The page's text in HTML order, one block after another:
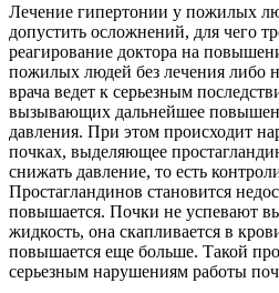
Лечение гипертонии у пожилых
допустить осложнений, для чего
реагирование доктора на
пожилых людей без лечения либо
врача ведет к серьезным
вызывающих дальнейшее
давления. При этом происходит
почках, выделяющее
снижать давление, то есть
Простагландинов становится
повышается. Почки не успевают
жидкость, она скапливается в
повышается еще больше. Такой
серьезным нарушениям работы